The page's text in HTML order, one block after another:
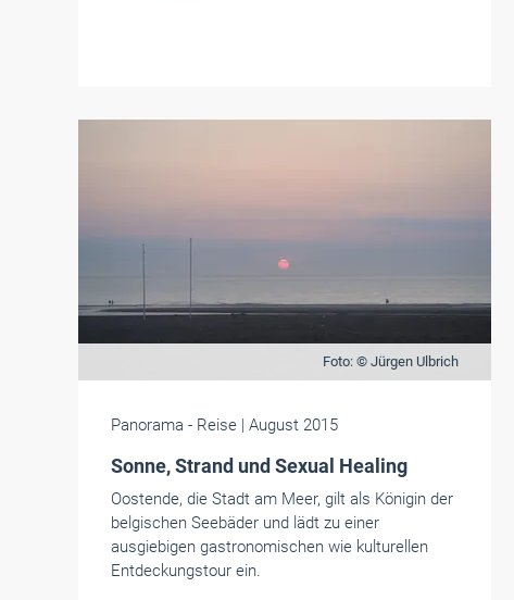
Foto: © Jürgen Ulbrich
Panorama - Reise | August 2015
Sonne, Strand und Sexual Healing
Oostende, die Stadt am Meer, gilt als Königin der
belgischen Seebäder und lädt zu einer
ausgiebigen gastronomischen wie kulturellen
Entdeckungstour ein.